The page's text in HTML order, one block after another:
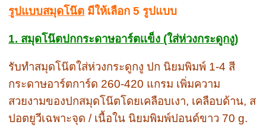
รูปแบบสมุดโน๊ต มีให้เลือก 5 รูปแบบ
1. สมุดโน๊ตปกกระดาษอาร์ตเเข็ง (ใส่ห่วงกระดูกงู)
รับทำสมุดโน๊ตใส่ห่วงกระดูกงู ปก นิยมพิมพ์ 1-4 สี
กระดาษอาร์ตการ์ด 260-420 แกรม เพิ่มความ
สวยงามของปกสมุดโน๊ตโดยเคลือบเงา, เคลือบด้าน, ส
ปอตยูวีเฉพาะจุด / เนื้อใน นิยมพิมพ์ปอนด์ขาว 70 g.